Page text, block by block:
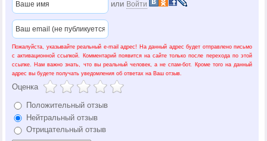
или Войти
Пожалуйста, указывайте реальный e-mail адрес! На данный адрес будет отправлено письмо
с активационной ссылкой. Комментарий появится на сайте только после перехода по этой
ссылке. Нам важно знать, что вы реальный человек, а не спам-бот. Кроме того на данный
адрес вы будете получать уведомления об ответах на Ваш отзыв.
Оценка
Положительный отзыв
Нейтральный отзыв
Отрицательный отзыв